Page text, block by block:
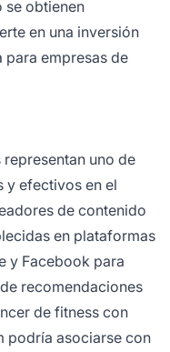
se obtienen
en una inversión
empresas de
uno de
y efectivos en el
de contenido
en plataformas
y Facebook para
recomendaciones
de fitness con
podría asociarse con